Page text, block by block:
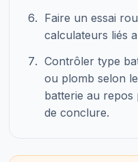
Faire un essai
calculateurs liés
Contrôler type
ou plomb selon
batterie au
de conclure.